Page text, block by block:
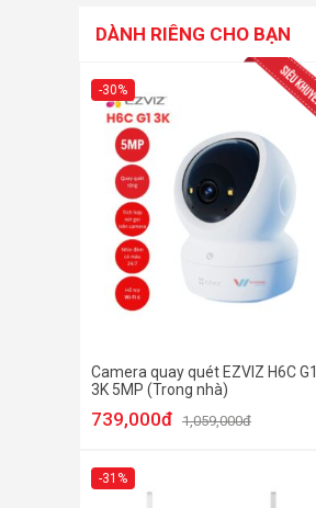
DÀNH RIÊNG CHO BẠN
-30%
Camera quay quét EZVIZ H6C G1
3K 5MP (Trong nhà)
739,000đ 1,059,000đ
-31%